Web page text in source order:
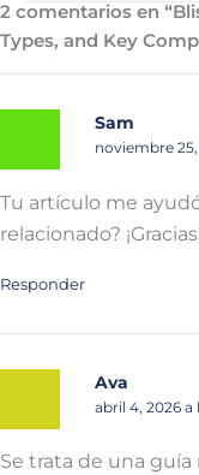
2 comentarios en
Types, and Key
Sam
noviembre
Tu artículo me
relacionado?
Responder
Ava
abril 4, 2026 a
Se trata de una